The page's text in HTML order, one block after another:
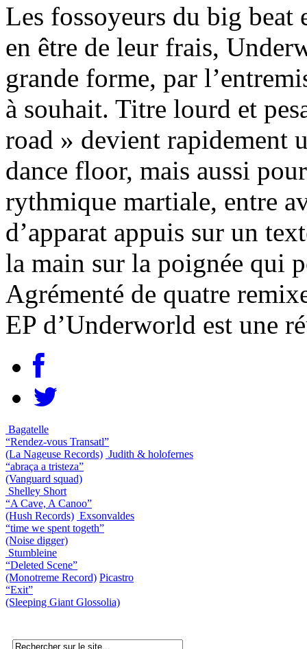
Les fossoyeurs du big beat
en être de leur frais,
grande forme, par
à souhait. Titre lourd et
road » devient rapidement
dance floor, mais aussi
rythmique martiale, entre
d’apparat appuis sur un
la main sur la poignée qui
Agrémenté de quatre
EP d’Underworld est une
Bagatelle
“Rendez-vous Transatl”
(La Nageuse Records) Judith & holofernes
“abraça a tristeza”
(Vanguard squad)
Shelley Short
“A Cave, A Canoo”
(Hush Records) Exsonvaldes
“time we spent togeth”
(Noise digger)
Stumbleine
“Deleted Scene”
(Monotreme Record) Picastro
“Exit”
(Sleeping Giant Glossolia)